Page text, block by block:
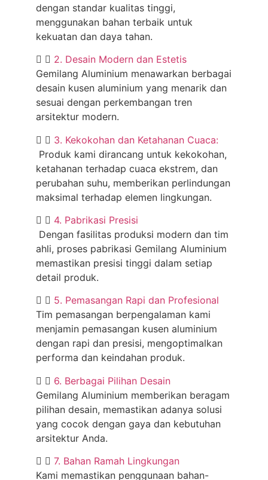
dengan standar kualitas tinggi,
menggunakan bahan terbaik untuk
kekuatan dan daya tahan.
2. Desain Modern dan Estetis
Gemilang Aluminium menawarkan berbagai
desain kusen aluminium yang menarik dan
sesuai dengan perkembangan tren
arsitektur modern.
3. Kekokohan dan Ketahanan Cuaca:
Produk kami dirancang untuk kekokohan,
ketahanan terhadap cuaca ekstrem, dan
perubahan suhu, memberikan perlindungan
maksimal terhadap elemen lingkungan.
4. Pabrikasi Presisi
Dengan fasilitas produksi modern dan tim
ahli, proses pabrikasi Gemilang Aluminium
memastikan presisi tinggi dalam setiap
detail produk.
5. Pemasangan Rapi dan Profesional
Tim pemasangan berpengalaman kami
menjamin pemasangan kusen aluminium
dengan rapi dan presisi, mengoptimalkan
performa dan keindahan produk.
6. Berbagai Pilihan Desain
Gemilang Aluminium memberikan beragam
pilihan desain, memastikan adanya solusi
yang cocok dengan gaya dan kebutuhan
arsitektur Anda.
7. Bahan Ramah Lingkungan
Kami memastikan penggunaan bahan-